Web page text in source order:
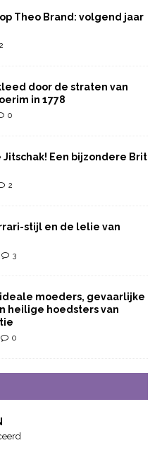
Theo Brand: volgend jaar
2
door de straten van
in 1778
0
Jitschak! Een bijzondere Brit
2
stijl en de lelie van
3
ideale moeders, gevaarlijke
heilige hoedsters van
0